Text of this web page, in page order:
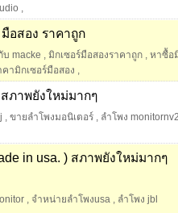
,
อสอง ราคาถูก
บ macke , มิกเซอร์มือสองราคาถูก , หาซื้อ
คามิกเซอร์มือสอง ,
ภาพยังใหม่มากๆ
, ขายลําโพงมอนิเตอร์ , ลําโพง monitornv2
in usa. ) สภาพยังใหม่มากๆ
, จำหน่ายลำโพงusa , ลำโพง jbl